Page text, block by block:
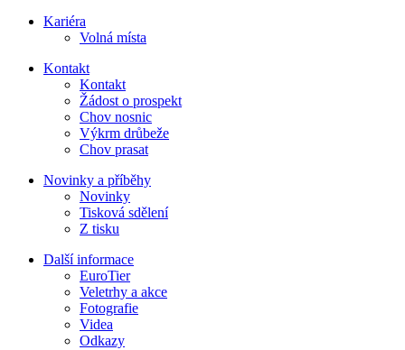
Kariéra
Volná místa
Kontakt
Kontakt
Žádost o prospekt
Chov nosnic
Výkrm drůbeže
Chov prasat
Novinky a příběhy
Novinky
Tisková sdělení
Z tisku
Další informace
EuroTier
Veletrhy a akce
Fotografie
Videa
Odkazy